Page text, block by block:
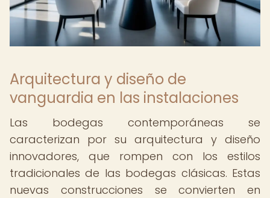
Arquitectura y diseño de
vanguardia en las instalaciones
Las bodegas contemporáneas se
caracterizan por su arquitectura y diseño
innovadores, que rompen con los estilos
tradicionales de las bodegas clásicas. Estas
nuevas construcciones se convierten en